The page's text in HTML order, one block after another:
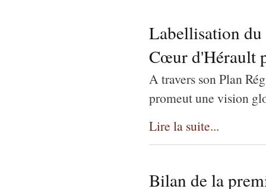
Labellisation
Cœur d'Hérault
A travers son Plan
promeut une vision
Lire la suite...
Bilan de la